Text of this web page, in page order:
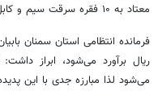
معتاد به ۱۰ فقره سرقت سیم و کابل نیز اعتراف کرد.
ریال برآورد می‌شود، ابراز
می‌شود لذا مبارزه جدی با این